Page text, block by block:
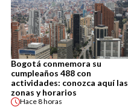
Bogotá conmemora su
cumpleaños 488 con
actividades: conozca aquí las
zonas y horarios
Hace8 horas